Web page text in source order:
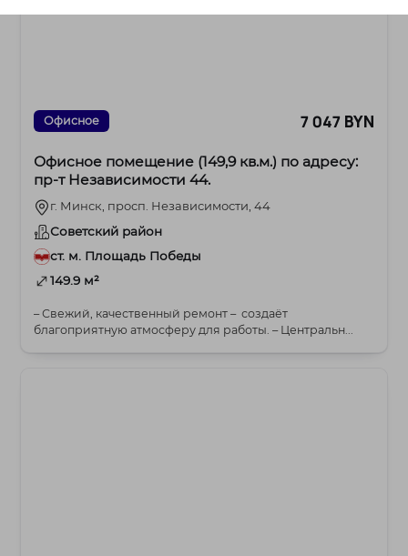
Офисное 7 047 BYN
Офисное помещение (149,9 кв.м.) по адресу:
пр-т Независимости 44.
г. Минск, просп. Независимости, 44
Советский район
ст. м. Площадь Победы
149.9 м²
– Свежий, качественный ремонт – создаёт
благоприятную атмосферу для работы. – Центральн...